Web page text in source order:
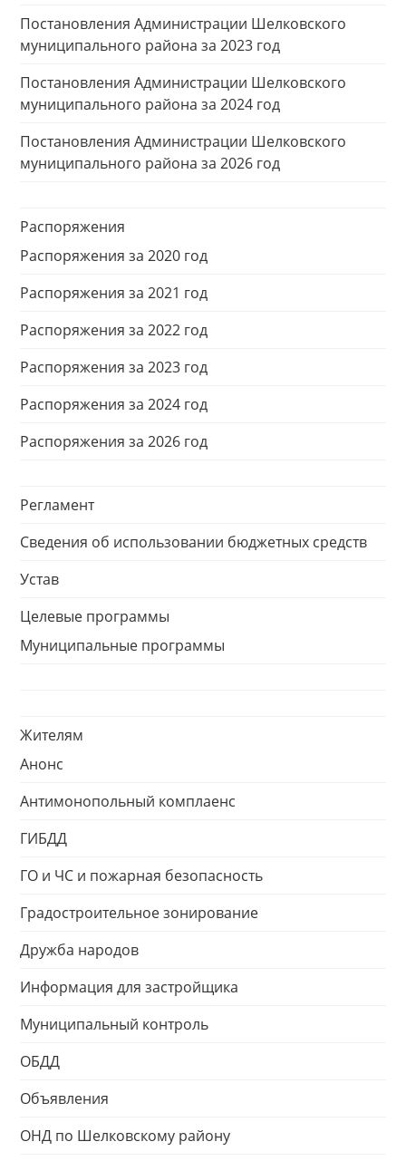
Постановления Администрации Шелковского
муниципального района за 2023 год
Постановления Администрации Шелковского
муниципального района за 2024 год
Постановления Администрации Шелковского
муниципального района за 2026 год
Распоряжения
Распоряжения за 2020 год
Распоряжения за 2021 год
Распоряжения за 2022 год
Распоряжения за 2023 год
Распоряжения за 2024 год
Распоряжения за 2026 год
Регламент
Сведения об использовании бюджетных средств
Устав
Целевые программы
Муниципальные программы
Жителям
Анонс
Антимонопольный комплаенс
ГИБДД
ГО и ЧС и пожарная безопасность
Градостроительное зонирование
Дружба народов
Информация для застройщика
Муниципальный контроль
ОБДД
Объявления
ОНД по Шелковскому району